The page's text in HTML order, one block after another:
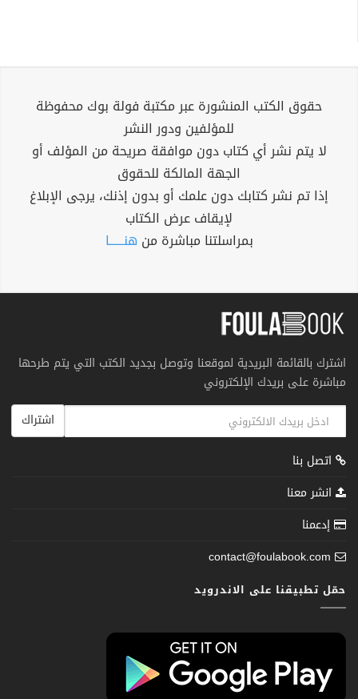
حقوق الكتب المنشورة عبر مكتبة فولة بوك محفوظة
للمؤلفين ودور النشر
لا يتم نشر أي كتاب دون موافقة صريحة من المؤلف أو
الجهة المالكة للحقوق
إذا تم نشر كتابك دون علمك أو بدون إذنك، يرجى الإبلاغ
لإيقاف عرض الكتاب
بمراسلتنا مباشرة من هنــــــا
اشترك بالقائمة البريدية لموقعنا وتوصل بجديد الكتب التي يتم طرحها
مباشرة على بريدك الإلكتروني
اشتراك
اتصل بنا
انشر معنا
إدعمنا
contact@foulabook.com
حمّل تطبيقنا على الاندرويد